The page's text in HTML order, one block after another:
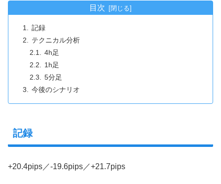
目次
記録
テクニカル分析
4h足
1h足
5分足
今後のシナリオ
記録
+20.4pips／-19.6pips／+21.7pips